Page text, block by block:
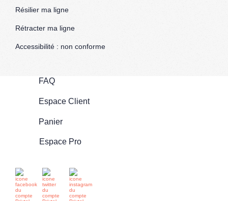
Résilier ma ligne
Rétracter ma ligne
Accessibilité : non conforme
FAQ
Espace Client
Panier
Espace Pro